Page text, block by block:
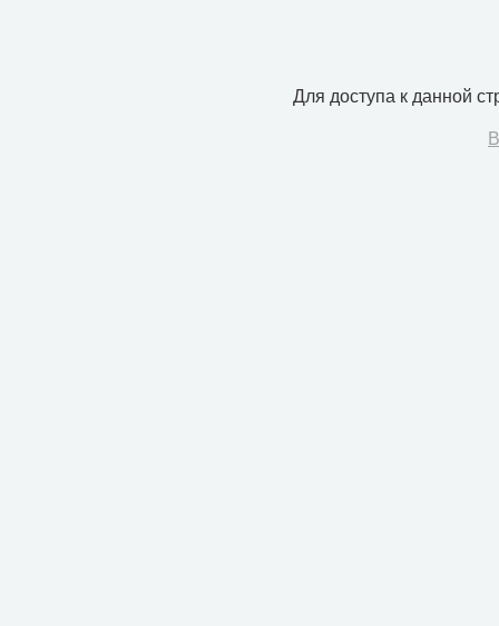
Для доступа к данной